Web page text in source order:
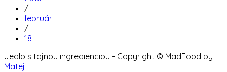
/
február
/
18
Jedlo s tajnou ingredienciou - Copyright © MadFood by
Matej